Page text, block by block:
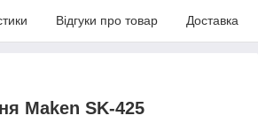
Відгуки про товар Доставка
Maken SK-425